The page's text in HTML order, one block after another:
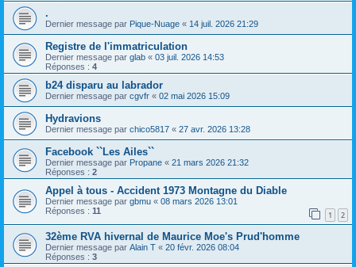
.
Dernier message par Pique-Nuage « 14 juil. 2026 21:29
Registre de l'immatriculation
Dernier message par glab « 03 juil. 2026 14:53
Réponses : 4
b24 disparu au labrador
Dernier message par cgvfr « 02 mai 2026 15:09
Hydravions
Dernier message par chico5817 « 27 avr. 2026 13:28
Facebook ``Les Ailes``
Dernier message par Propane « 21 mars 2026 21:32
Réponses : 2
Appel à tous - Accident 1973 Montagne du Diable
Dernier message par gbmu « 08 mars 2026 13:01
Réponses : 11 1 2
32ème RVA hivernal de Maurice Moe's Prud'homme
Dernier message par Alain T « 20 févr. 2026 08:04
Réponses : 3